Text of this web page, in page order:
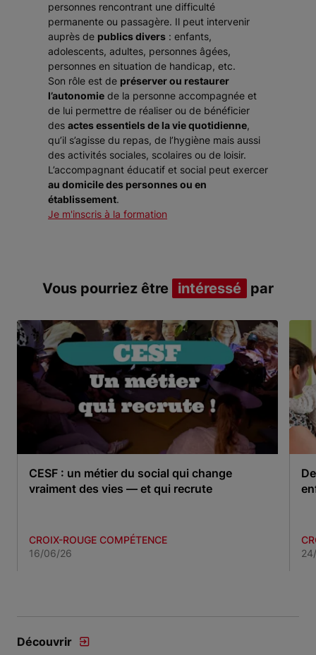
personnes rencontrant une difficulté
permanente ou passagère. Il peut intervenir
auprès de publics divers : enfants,
adolescents, adultes, personnes âgées,
personnes en situation de handicap, etc.
Son rôle est de préserver ou restaurer
l’autonomie de la personne accompagnée et
de lui permettre de réaliser ou de bénéficier
des actes essentiels de la vie quotidienne,
qu’il s’agisse du repas, de l’hygiène mais aussi
des activités sociales, scolaires ou de loisir.
L’accompagnant éducatif et social peut exercer
au domicile des personnes ou en
établissement.
Je m'inscris à la formation
Vous pourriez être intéressé par
CESF : un métier du social qui change
vraiment des vies — et qui recrute
CROIX-ROUGE COMPÉTENCE
16/06/26
Découvrir